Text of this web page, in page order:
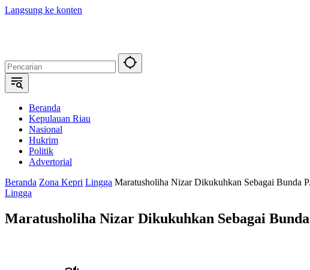
Langsung ke konten
Beranda
Kepulauan Riau
Nasional
Hukrim
Politik
Advertorial
Beranda Zona Kepri Lingga Maratusholiha Nizar Dikukuhkan Sebagai Bunda
Lingga
Maratusholiha Nizar Dikukuhkan Sebagai